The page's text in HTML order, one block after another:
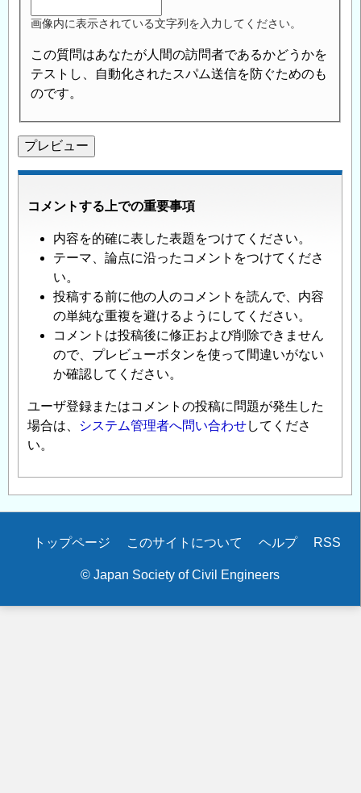
画像内に表示されている文字列を入力してください。
この質問はあなたが人間の訪問者であるかどうかを
テストし、自動化されたスパム送信を防ぐためのも
のです。
コメントする上での重要事項
内容を的確に表した表題をつけてください。
テーマ、論点に沿ったコメントをつけてくださ
い。
投稿する前に他の人のコメントを読んで、内容
の単純な重複を避けるようにしてください。
コメントは投稿後に修正および削除できません
ので、プレビューボタンを使って間違いがない
か確認してください。
ユーザ登録またはコメントの投稿に問題が発生した
場合は、
システム管理者へ問い合わせしてくださ
い。
Secondary
トップページ このサイトについて ヘルプ RSS
© Japan Society of Civil Engineers